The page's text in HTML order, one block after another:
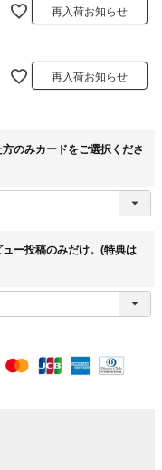
再入荷お知らせ
再入荷お知らせ
のみカードをご選択くださ
ー投稿のみだけ。(特典は